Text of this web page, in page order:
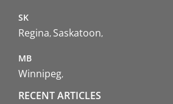
SK
Regina Saskatoon
MB
Winnipeg
RECENT ARTICLES